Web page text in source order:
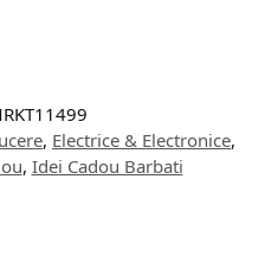
, Electrice & Electronice,
, Idei Cadou Barbati